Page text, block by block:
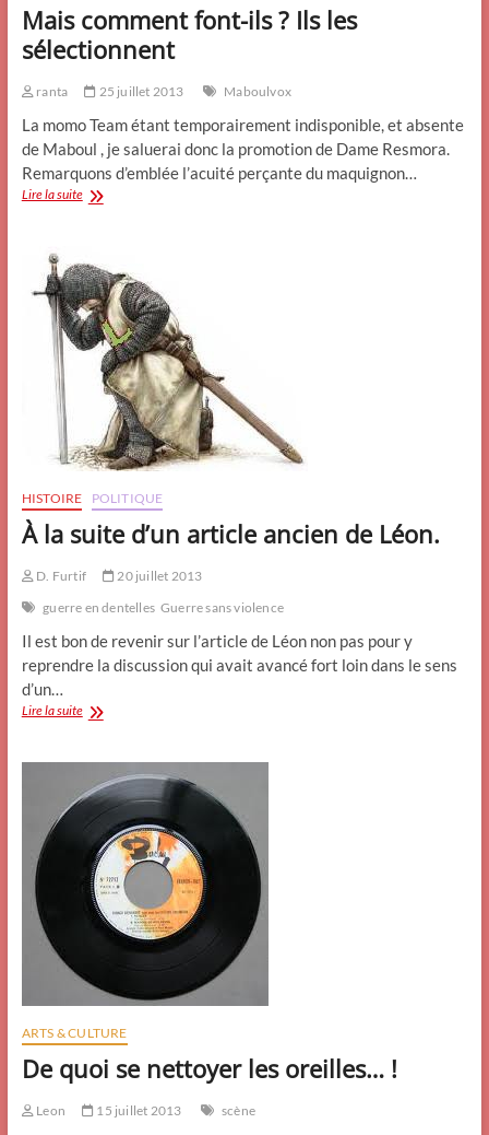
Mais comment font-ils ? Ils les
sélectionnent
ranta 25 juillet 2013 Maboulvox
La momo Team étant temporairement indisponible, et absente
de Maboul , je saluerai donc la promotion de Dame Resmora.
Remarquons d’emblée l’acuité perçante du maquignon…
Lire la suiteMais
?
Ils
les
sélectionnent
HISTOIRE POLITIQUE
À la suite d’un article ancien de Léon.
D. Furtif
20 juillet 2013
guerre en dentelles Guerre sans violence
Il est bon de revenir sur l’article de Léon non pas pour y
reprendre la discussion qui avait avancé fort loin dans le sens
d’un…
Lire la suiteÀ
article
ancien
de
Léon.
ARTS & CULTURE
De quoi se nettoyer les oreilles… !
Leon 15 juillet 2013 scène